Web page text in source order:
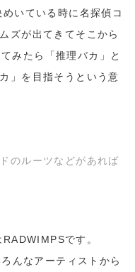
いている時に名探偵コ
ズが出てきてそこから
みたら「推理バカ」と
」を目指そうという意
のルーツなどがあれば
です。
んなアーティストから